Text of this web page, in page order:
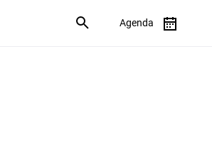
Agenda